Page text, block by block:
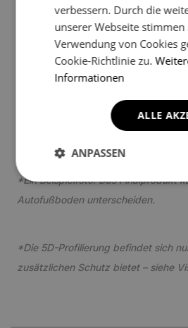
*Ein Beispielfoto. Das Finalprodukt
Autofußboden unterscheiden.
*Die 5D-Profilierung befindet sich
zusätzlichen Schutz bietet – siehe
verbessern. Durch die
unserer Webseite stimmen
Verwendung von Cookies
Cookie-Richtlinie zu.
Informationen
ALLE
ANPASSEN